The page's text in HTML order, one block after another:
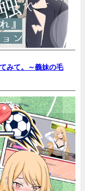
みて。～義妹の毛